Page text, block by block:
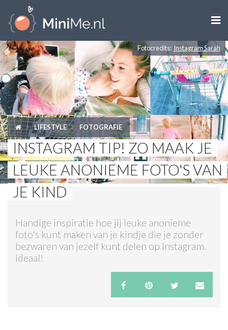

ZWANGER WORDEN
ZWANGER
BABY
PEUTER
KIND
LIFESTYLE
SHOPS
ACTIES & KORTING
Fotocredits: Instagram Sarah
LIFESTYLE FOTOGRAFIE
INSTAGRAM TIP! ZO MAAK JE
LEUKE ANONIEME FOTO'S VAN
JE KIND
Handige inspiratie hoe jij leuke anonieme
foto's kunt maken van je kindje die je zonder
bezwaren van jezelf kunt delen op Instagram.
Ideaal!